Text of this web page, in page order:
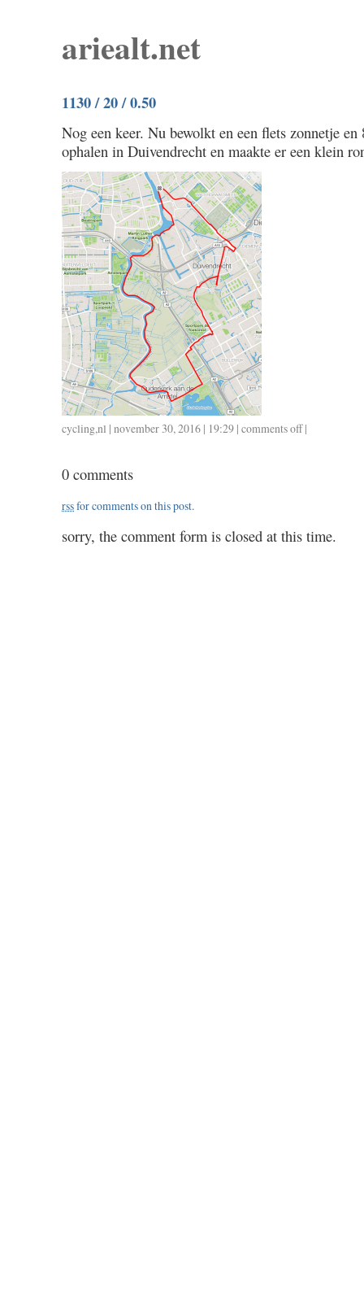
ariealt.net
1130 / 20 / 0.50
Nog een keer. Nu bewolkt en een flets zonnetje
ophalen in Duivendrecht en maakte er een klein
cycling,nl | november 30, 2016 | 19:29 | comments offon
|
0 comments
rssfor comments on this post.
sorry, the comment form is closed at this time.